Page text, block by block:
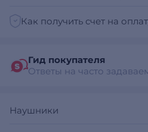
Как получить счет на
Гид покупателя
Ответы на часто
Наушники